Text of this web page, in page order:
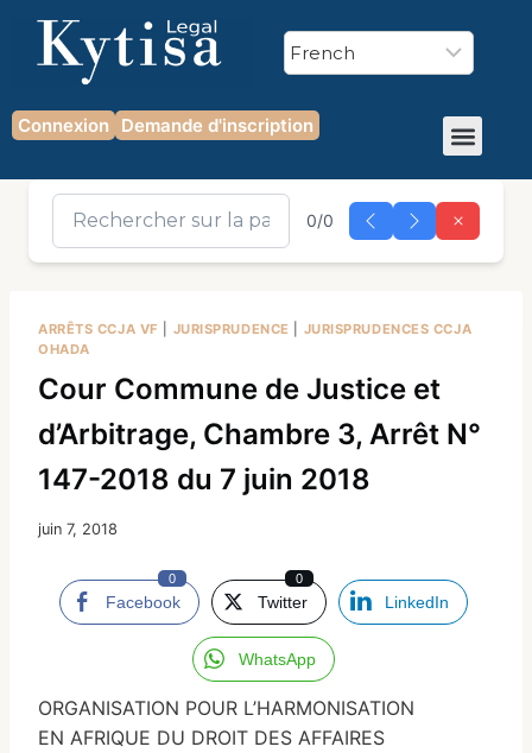
Connexion Demande d'inscription
0/0
ARRÊTS CCJA VF JURISPRUDENCE
JURISPRUDENCES CCJA
OHADA
Cour Commune de Justice et
d’Arbitrage, Chambre 3, Arrêt N°
147-2018 du 7 juin 2018
juin 7, 2018
Facebook
0
Twitter
0
LinkedIn
WhatsApp
ORGANISATION POUR L’HARMONISATION
EN AFRIQUE DU DROIT DES AFFAIRES